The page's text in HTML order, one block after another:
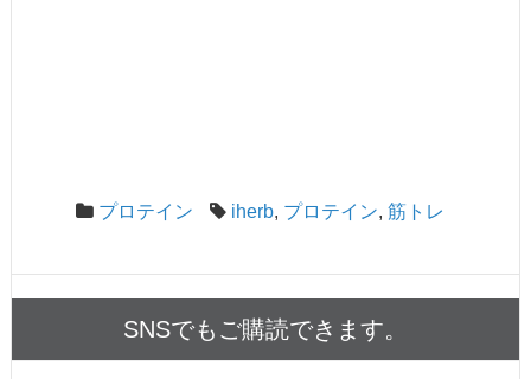
プロテイン iherb, プロテイン, 筋トレ
SNSでもご購読できます。